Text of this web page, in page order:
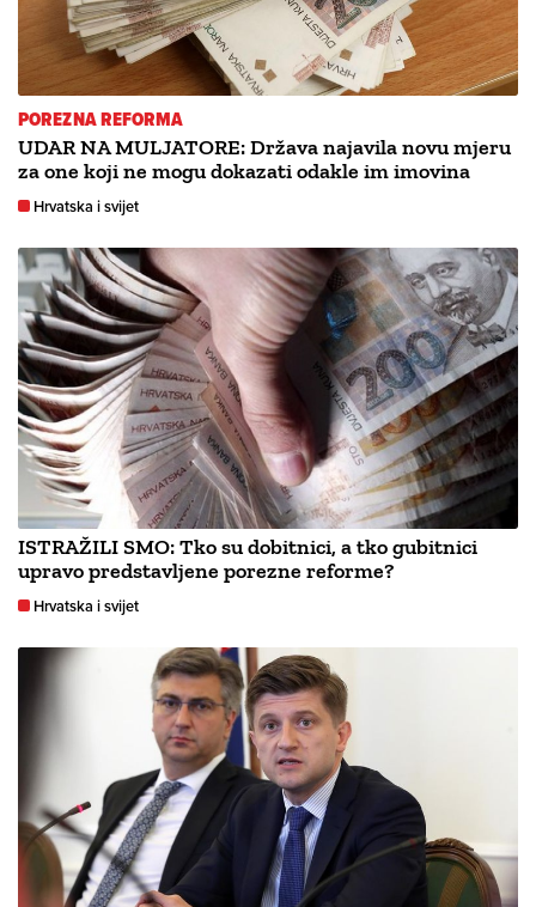
POREZNA REFORMA
UDAR NA MULJATORE: Država najavila novu mjeru
za one koji ne mogu dokazati odakle im imovina
Hrvatska i svijet
ISTRAŽILI SMO: Tko su dobitnici, a tko gubitnici
upravo predstavljene porezne reforme?
Hrvatska i svijet